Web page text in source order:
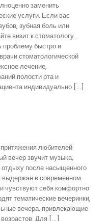
заменить
услуги. Если вас
зубная боль или
визит к стоматологу.
проблему быстро и
стоматологической
лечение,
полости рта и
индивидуально […]
любителей
вечер звучит музыка,
после насыщенного
выдержан в современном
чувствуют себя комфортно
тематические вечеринки,
вечера, привлекающие
Для […]